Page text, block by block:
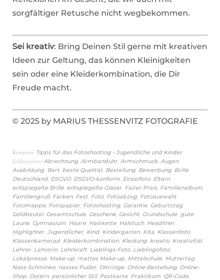
sorgfältiger Retusche nicht wegbekommen.
Sei kreativ: Bring Deinen Stil gerne mit kreativen
Ideen zur Geltung, das können Kleinigkeiten
sein oder eine Kleiderkombination, die Dir
Freude macht.
© 2025 by MARIUS THESSENVITZ FOTOGRAFIE
Kategorie Tipps für das Fotoshooting - Jugendliche und Kinder
Schlagwörter Abrechnung Armbanduhr, Armschmuck, Augen,
Ausbildung Bart beste Qualität Bestellung Bewerbung Brille
Deutschland, DSGVO, DSGVO-konform Einzelfoto, Eltern,
entspiegelte Brille entspiegelte Gläser, Fairer Preis Familienalbum
Familiengruß, Farben, Fest Foto, Fotoabzug Fotoauswahl,
Fotomappe Fotopapier, Fotoshooting Garantie Geburtstag
Geldbeutel, Gesamtschule Geschenk, Gesicht Grundschule gute
Laune Gymnasium Haare Halskette Halstuch, Headliner,
Highlighter, Jugendlicher, Kind, Kindergarten, Kita Klassenfoto,
Klassenkamerad, Kleiderkombination, Kleidung kreativ, Kreativität
Lehrer, Lehrerin, Lehrkraft Lieblings-Foto, Lieblingsfoto,
Lokalpresse Make-up mattes Make-up Mittelschule Muttertag
Nass-Schminke nasses Puder, Ohrringe Online-Bestellung Online-
Shop Ostern, persönlicher Stil, Postkarte Praktikum QR-Code